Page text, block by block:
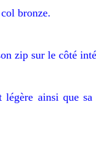
bronze.
zip sur le côté
ainsi que